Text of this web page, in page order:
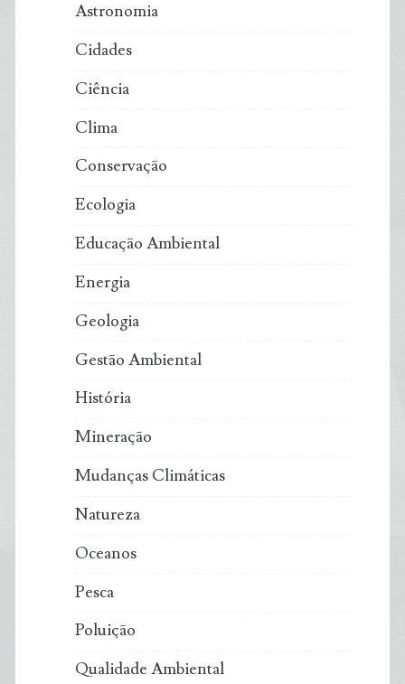
Astronomia
Cidades
Ciência
Clima
Conservação
Ecologia
Educação Ambiental
Energia
Geologia
Gestão Ambiental
História
Mineração
Mudanças Climáticas
Natureza
Oceanos
Pesca
Poluição
Qualidade Ambiental